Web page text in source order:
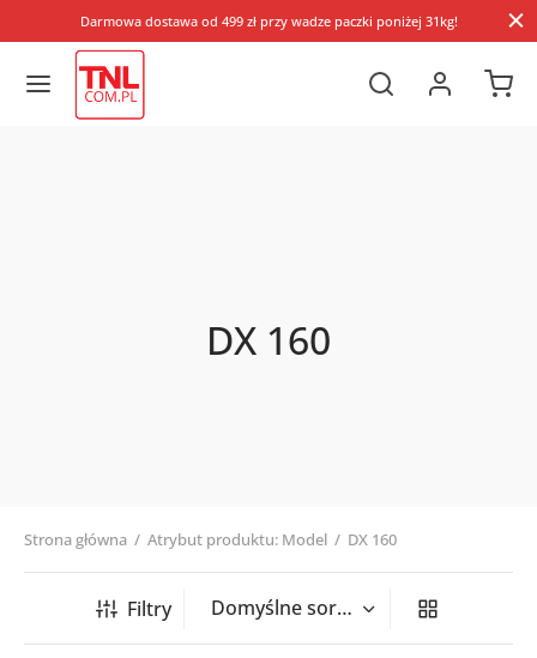
Darmowa dostawa od 499 zł przy wadze paczki poniżej 31kg!
DX 160
Strona główna / Atrybut produktu: Model / DX 160
Filtry